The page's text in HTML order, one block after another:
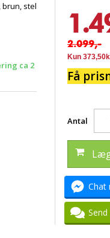
stel
ca 2
2.099,-
Få
Antal
Chat